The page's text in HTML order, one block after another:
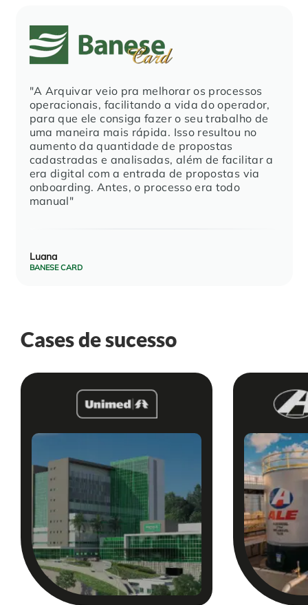
"A Arquivar veio pra melhorar os processos
operacionais, facilitando a vida do operador,
para que ele consiga fazer o seu trabalho de
uma maneira mais rápida. Isso resultou no
aumento da quantidade de propostas
cadastradas e analisadas, além de facilitar a
era digital com a entrada de propostas via
onboarding. Antes, o processo era todo
manual"
Luana
BANESE CARD
Cases de sucesso